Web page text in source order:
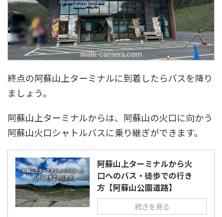
終点の阿蘇山上ターミナルに到着したらバスを降り
ましょう。
阿蘇山上ターミナルからは、阿蘇山の火口に向かう
阿蘇山火口シャトルバスに乗り継ぎができます。
阿蘇山上ターミナルから火
口へのバス・徒歩での行き
方【阿蘇山公園道路】
続きを見る